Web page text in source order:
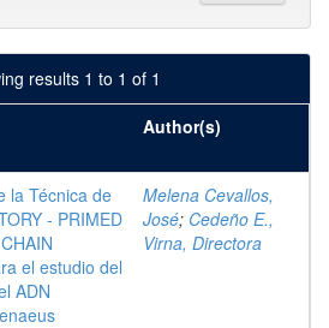
results 1 to 1 of 1
Author(s)
la Técnica de
- PRIMED
el estudio del
ADN
Melena Cevallos,
José; Cedeño E.,
Virna, Directora